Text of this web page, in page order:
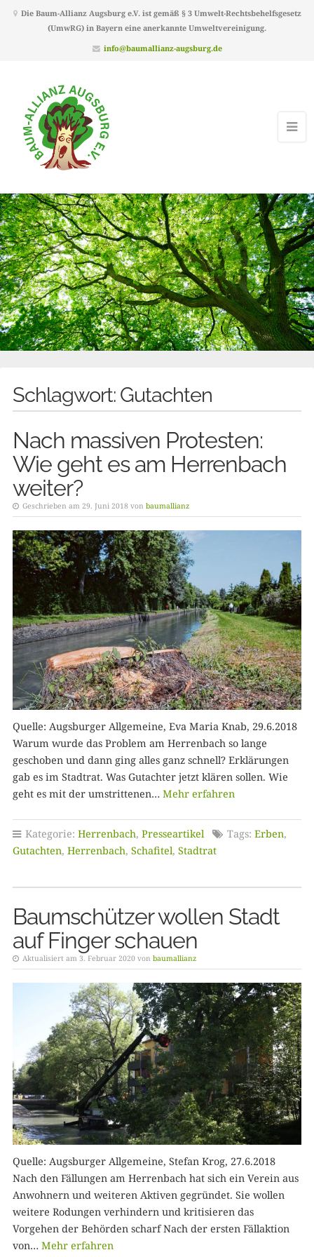
Die Baum-Allianz Augsburg e.V. ist gemäß § 3 Umwelt-Rechtsbehelfsgesetz
(UmwRG) in Bayern eine anerkannte Umweltvereinigung.
info@baumallianz-augsburg.de
Schlagwort: Gutachten
Nach massiven Protesten:
Wie geht es am Herrenbach
weiter?
Geschrieben am 29. Juni 2018 von baumallianz
Quelle: Augsburger Allgemeine, Eva Maria Knab, 29.6.2018
Warum wurde das Problem am Herrenbach so lange
geschoben und dann ging alles ganz schnell? Erklärungen
gab es im Stadtrat. Was Gutachter jetzt klären sollen. Wie
geht es mit der umstrittenen… Mehr erfahren
Kategorie: Herrenbach, Presseartikel Tags: Erben,
Gutachten, Herrenbach, Schafitel, Stadtrat
Baumschützer wollen Stadt
auf Finger schauen
Aktualisiert am 3. Februar 2020 von baumallianz
Quelle: Augsburger Allgemeine, Stefan Krog, 27.6.2018
Nach den Fällungen am Herrenbach hat sich ein Verein aus
Anwohnern und weiteren Aktiven gegründet. Sie wollen
weitere Rodungen verhindern und kritisieren das
Vorgehen der Behörden scharf Nach der ersten Fällaktion
von… Mehr erfahren